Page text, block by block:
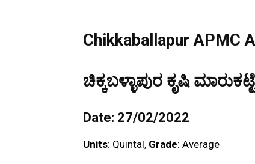
Chikkaballapur APMC
ಚಿಕ್ಕಬಳ್ಳಾಪುರ ಕೃಷಿ
Date: 27/02/2022
Units: Quintal, Grade: Average